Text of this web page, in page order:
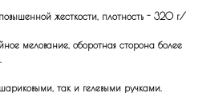
жесткости, плотность - 320 г/
мелование, оборотная сторона более
так и гелевыми ручками.